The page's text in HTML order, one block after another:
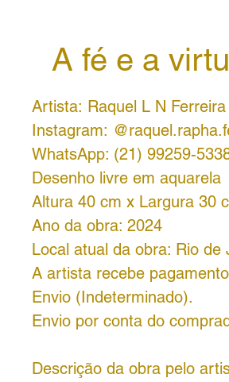
A fé e a
Artista: Raquel L N Ferreira
Instagram:
WhatsApp: (21) 99259-
Desenho livre em aquarela
Altura 40 cm x Largura 30
Ano da obra: 2024
Local atual da obra: Rio de
A artista recebe
Envio (Indeterminado).
Envio por conta do
Descrição da obra pelo